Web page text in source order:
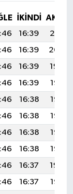
İKINDI
16:39
20:01
16:39
20:00
16:39
19:59
16:39
19:58
16:38
19:57
16:38
19:57
16:38
19:56
16:38
19:55
16:37
19:54
16:37
19:52